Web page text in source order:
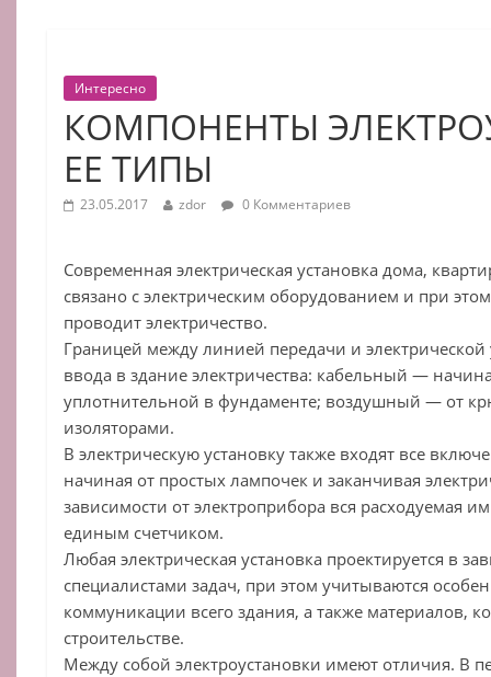
Интересно
КОМПОНЕНТЫ
ЕЕ ТИПЫ
23.05.2017 zdor 0 Комментариев
Современная электрическая установка дома,
связано с электрическим оборудованием и при
проводит электричество.
Границей между линией передачи и электрической
ввода в здание электричества: кабельный —
уплотнительной в фундаменте; воздушный — от
изоляторами.
В электрическую установку также входят все
начиная от простых лампочек и заканчивая
зависимости от электроприбора вся расходуемая
единым счетчиком.
Любая электрическая установка проектируется в
специалистами задач, при этом учитываются
коммуникации всего здания, а также материалов,
строительстве.
Между собой электроустановки имеют отличия. В